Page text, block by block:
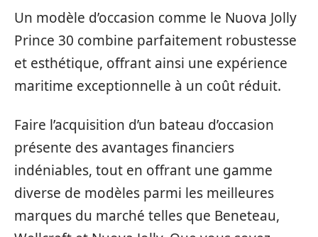
Un modèle d’occasion comme le Nuova Jolly
Prince 30 combine parfaitement robustesse
et esthétique, offrant ainsi une expérience
maritime exceptionnelle à un coût réduit.
Faire l’acquisition d’un bateau d’occasion
présente des avantages financiers
indéniables, tout en offrant une gamme
diverse de modèles parmi les meilleures
marques du marché telles que Beneteau,